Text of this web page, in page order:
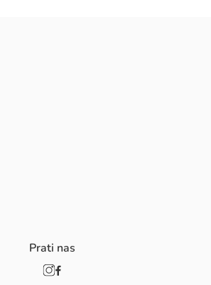
Prati nas